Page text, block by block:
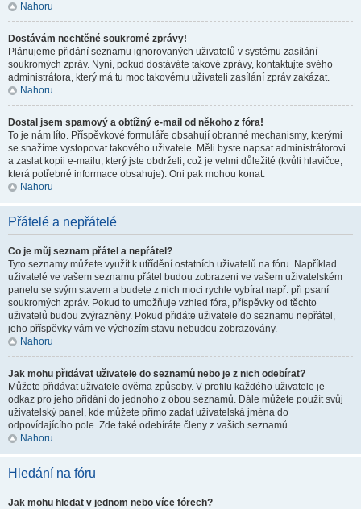
Nahoru
Dostávám nechtěné soukromé zprávy!
Plánujeme přidání seznamu ignorovaných uživatelů v systému zasílání
soukromých zpráv. Nyní, pokud dostáváte takové zprávy, kontaktujte svého
administrátora, který má tu moc takovému uživateli zasílání zpráv zakázat.
Nahoru
Dostal jsem spamový a obtížný e-mail od někoho z fóra!
To je nám líto. Příspěvkové formuláře obsahují obranné mechanismy, kterými
se snažíme vystopovat takového uživatele. Měli byste napsat administrátorovi
a zaslat kopii e-mailu, který jste obdrželi, což je velmi důležité (kvůli hlavičce,
která potřebné informace obsahuje). Oni pak mohou konat.
Nahoru
Přátelé a nepřátelé
Co je můj seznam přátel a nepřátel?
Tyto seznamy můžete využít k utřídění ostatních uživatelů na fóru. Například
uživatelé ve vašem seznamu přátel budou zobrazeni ve vašem uživatelském
panelu se svým stavem a budete z nich moci rychle vybírat např. při psaní
soukromých zpráv. Pokud to umožňuje vzhled fóra, příspěvky od těchto
uživatelů budou zvýrazněny. Pokud přidáte uživatele do seznamu nepřátel,
jeho příspěvky vám ve výchozím stavu nebudou zobrazovány.
Nahoru
Jak mohu přidávat uživatele do seznamů nebo je z nich odebírat?
Můžete přidávat uživatele dvěma způsoby. V profilu každého uživatele je
odkaz pro jeho přidání do jednoho z obou seznamů. Dále můžete použít svůj
uživatelský panel, kde můžete přímo zadat uživatelská jména do
odpovídajícího pole. Zde také odebíráte členy z vašich seznamů.
Nahoru
Hledání na fóru
Jak mohu hledat v jednom nebo více fórech?